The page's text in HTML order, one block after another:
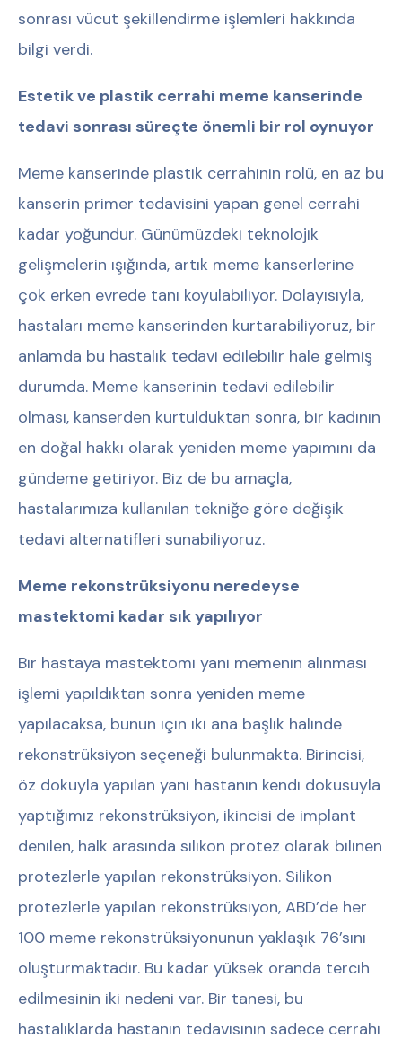
sonrası vücut şekillendirme işlemleri hakkında
bilgi verdi.
Estetik ve plastik cerrahi meme kanserinde
tedavi sonrası süreçte önemli bir rol oynuyor
Meme kanserinde plastik cerrahinin rolü, en az bu
kanserin primer tedavisini yapan genel cerrahi
kadar yoğundur. Günümüzdeki teknolojik
gelişmelerin ışığında, artık meme kanserlerine
çok erken evrede tanı koyulabiliyor. Dolayısıyla,
hastaları meme kanserinden kurtarabiliyoruz, bir
anlamda bu hastalık tedavi edilebilir hale gelmiş
durumda. Meme kanserinin tedavi edilebilir
olması, kanserden kurtulduktan sonra, bir kadının
en doğal hakkı olarak yeniden meme yapımını da
gündeme getiriyor. Biz de bu amaçla,
hastalarımıza kullanılan tekniğe göre değişik
tedavi alternatifleri sunabiliyoruz.
Meme rekonstrüksiyonu neredeyse
mastektomi kadar sık yapılıyor
Bir hastaya mastektomi yani memenin alınması
işlemi yapıldıktan sonra yeniden meme
yapılacaksa, bunun için iki ana başlık halinde
rekonstrüksiyon seçeneği bulunmakta. Birincisi,
öz dokuyla yapılan yani hastanın kendi dokusuyla
yaptığımız rekonstrüksiyon, ikincisi de implant
denilen, halk arasında silikon protez olarak bilinen
protezlerle yapılan rekonstrüksiyon. Silikon
protezlerle yapılan rekonstrüksiyon, ABD’de her
100 meme rekonstrüksiyonunun yaklaşık 76’sını
oluşturmaktadır. Bu kadar yüksek oranda tercih
edilmesinin iki nedeni var. Bir tanesi, bu
hastalıklarda hastanın tedavisinin sadece cerrahi